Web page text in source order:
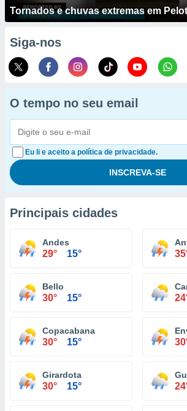
Tornados e chuvas extremas em
Siga-nos
O tempo no seu email
Eu li e aceito a política de privacidade.
Principais cidades
Andes
29° 15°
Bello
30° 15°
Copacabana
30° 15°
Girardota
30° 15°